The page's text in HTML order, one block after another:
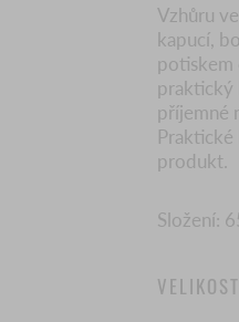
Vzhůru
kapucí,
potiskem
praktický
příjemné
produkt.
Složení:
VELIKOST